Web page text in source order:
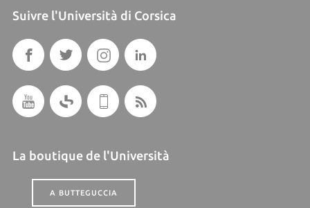
Suivre l'Università di Corsica
La boutique de l'Università
A BUTTEGUCCIA